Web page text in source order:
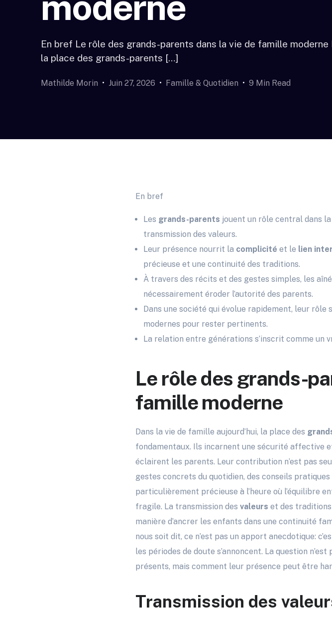
En bref Le rôle des grands-parents dans la vie de famille moderne
la place des grands-parents […]
Mathilde Morin Juin 27, 2026 Famille & Quotidien 9 Min Read
En bref
Les grands-parents jouent un rôle central dans la
transmission des valeurs.
Leur présence nourrit la complicité et le lien
précieuse et une continuité des traditions.
À travers des récits et des gestes simples, les
nécessairement éroder l’autorité des parents.
Dans une société qui évolue rapidement, leur rôle
modernes pour rester pertinents.
La relation entre générations s’inscrit comme un
Le rôle des grands-
famille moderne
Dans la vie de famille aujourd’hui, la place des
fondamentaux. Ils incarnent une sécurité affective
éclairent les parents. Leur contribution n’est pas
gestes concrets du quotidien, des conseils
particulièrement précieuse à l’heure où l’équilibre
fragile. La transmission des valeurs et des traditions
manière d’ancrer les enfants dans une continuité
nous soit dit, ce n’est pas un apport anecdotique:
les périodes de doute s’annoncent. La question
présents, mais comment leur présence peut être
Transmission des